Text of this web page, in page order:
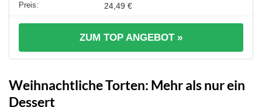
24,49 €
ZUM TOP ANGEBOT »
Weihnachtliche Torten: Mehr als nur ein
Dessert